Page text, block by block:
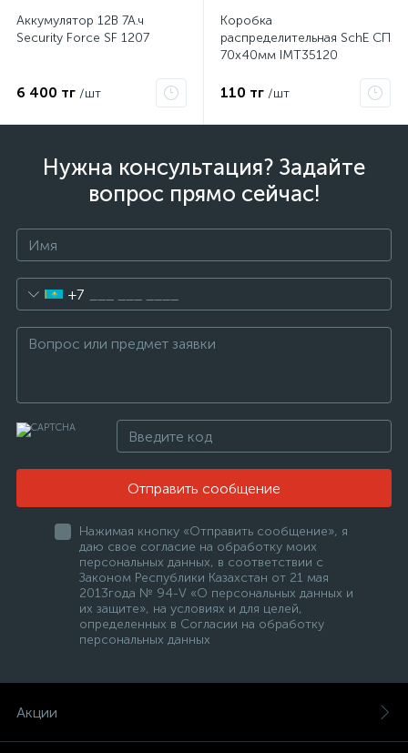
Аккумулятор 12В 7А.ч
Security Force SF 1207
6 400 тг /шт
Коробка
распределительная SchE СП
70х40мм IMT35120
110 тг /шт
Нужна консультация? Задайте
вопрос прямо сейчас!
+7
Отправить сообщение
Нажимая кнопку «Отправить сообщение», я
даю свое согласие на обработку моих
персональных данных, в соответствии с
Законом Республики Казахстан от 21 мая
2013года № 94-V «О персональных данных и
их защите», на условиях и для целей,
определенных в Согласии на обработку
персональных данных
Акции